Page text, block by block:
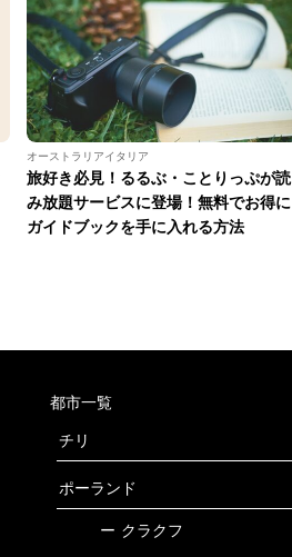
オーストラリアイタリア
旅好き必見！るるぶ・ことりっぷが読
み放題サービスに登場！無料でお得に
ガイドブックを手に入れる方法
都市一覧
チリ
ポーランド
ー クラクフ